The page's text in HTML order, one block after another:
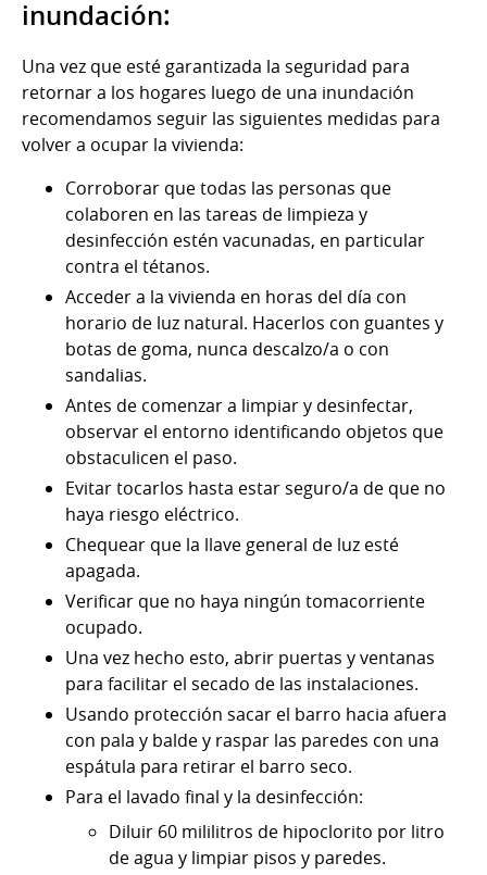
inundación:
Una vez que esté garantizada la seguridad para
retornar a los hogares luego de una inundación
recomendamos seguir las siguientes medidas para
volver a ocupar la vivienda:
Corroborar que todas las personas que
colaboren en las tareas de limpieza y
desinfección estén vacunadas, en particular
contra el tétanos.
Acceder a la vivienda en horas del día con
horario de luz natural. Hacerlos con guantes y
botas de goma, nunca descalzo/a o con
sandalias.
Antes de comenzar a limpiar y desinfectar,
observar el entorno identificando objetos que
obstaculicen el paso.
Evitar tocarlos hasta estar seguro/a de que no
haya riesgo eléctrico.
Chequear que la llave general de luz esté
apagada.
Verificar que no haya ningún tomacorriente
ocupado.
Una vez hecho esto, abrir puertas y ventanas
para facilitar el secado de las instalaciones.
Usando protección sacar el barro hacia afuera
con pala y balde y raspar las paredes con una
espátula para retirar el barro seco.
Para el lavado final y la desinfección:
Diluir 60 mililitros de hipoclorito por litro
de agua y limpiar pisos y paredes.